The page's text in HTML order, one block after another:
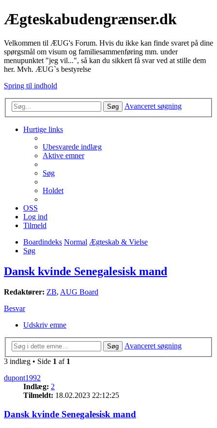
Ægteskabudengrænser.dk
Velkommen til ÆUG's Forum. Hvis du ikke kan finde svaret på dine
spørgsmål om visum og familiesammenføring mm. under
menupunktet "jeg vil...", så kan du sikkert få svar ved at stille dem
her. Mvh. ÆUG`s bestyrelse
Spring til indhold
Søg Avanceret søgning
Hurtige links
Ubesvarede indlæg
Aktive emner
Søg
Holdet
OSS
Log ind
Tilmeld
Boardindeks Normal Ægteskab & Vielse
Søg
Dansk kvinde Senegalesisk mand
Redaktører: ZB, AUG Board
Besvar
Udskriv emne
Søg
Avanceret søgning
3 indlæg • Side 1 af 1
dupont1992
Indlæg: 2
Tilmeldt: 18.02.2023 22:12:25
Dansk kvinde Senegalesisk mand